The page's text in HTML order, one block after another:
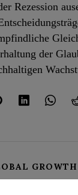
Rezession
der
GROWTH